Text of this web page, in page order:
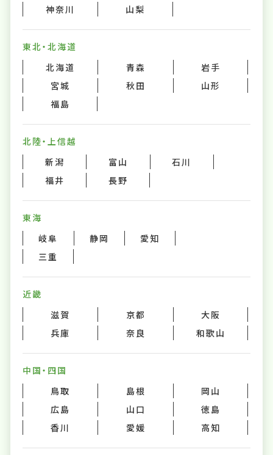
神奈川
山梨
東北・北海道
北海道
青森
岩手
宮城
秋田
山形
福島
北陸・上信越
新潟
富山
石川
福井
長野
東海
岐阜
静岡
愛知
三重
近畿
滋賀
京都
大阪
兵庫
奈良 和歌山
中国・四国
鳥取
島根
岡山
広島
山口
徳島
香川
愛媛 高知